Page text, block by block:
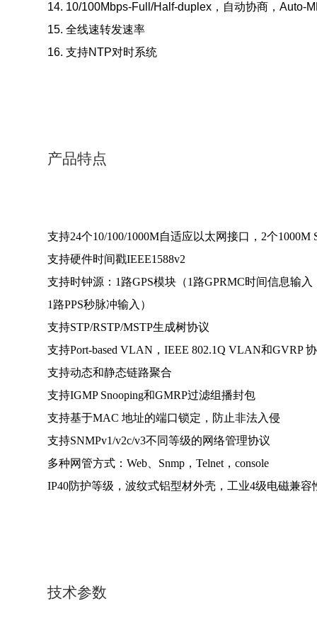
14. 10/100Mbps-Full/Half-duplex，自动协商，Auto-
15. 全线速转发速率
16. 支持NTP对时系统
产品特点
支持24个10/100/1000M自适应以太网接口，2个1000M
支持硬件时间戳IEEE1588v2
支持时钟源：1路GPS模块（1路GPRMC时间信息输入
1路PPS秒脉冲输入）
支持STP/RSTP/MSTP生成树协议
支持Port-based VLAN，IEEE 802.1Q VLAN和GVRP
支持动态和静态链路聚合
支持IGMP Snooping和GMRP过滤组播封包
支持基于MAC 地址的端口锁定，防止非法入侵
支持SNMPv1/v2c/v3不同等级的网络管理协议
多种网管方式：Web、Snmp，Telnet，console
IP40防护等级，波纹式铝型材外壳，工业4级电磁兼容
技术参数